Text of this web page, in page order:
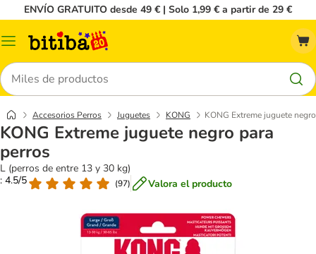
ENVÍO GRATUITO desde 49 € | Solo 1,99 € a partir de 29 €
Menú
Buscar
Accesorios Perros Juguetes KONG KONG Extreme juguete
KONG Extreme juguete negro para
perros
L (perros de entre 13 y 30 kg)
: 4.5/5
(97) Valora el producto